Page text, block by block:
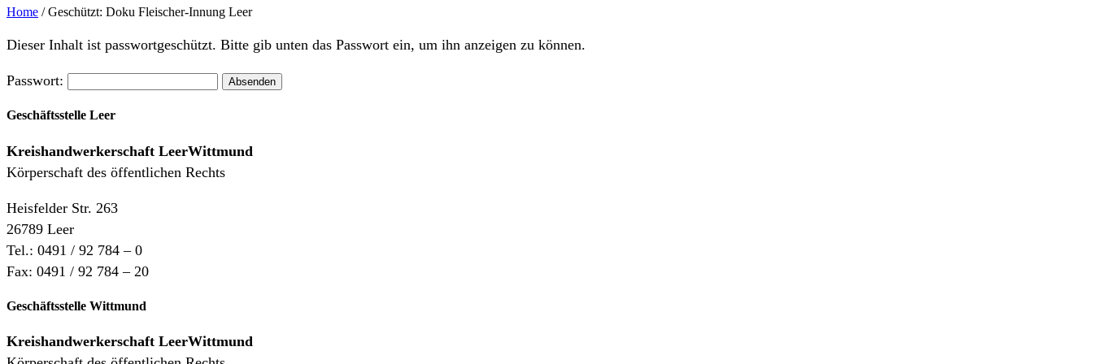
Home / Geschützt: Doku Fleischer-Innung Leer
Dieser Inhalt ist passwortgeschützt. Bitte gib unten das Passwort ein, um ihn anzeigen zu können.
Passwort:
Geschäftsstelle Leer
Kreishandwerkerschaft LeerWittmund
Körperschaft des öffentlichen Rechts
Heisfelder Str. 263
26789 Leer
Tel.: 0491 / 92 784 – 0
Fax: 0491 / 92 784 – 20
Geschäftsstelle Wittmund
Kreishandwerkerschaft LeerWittmund